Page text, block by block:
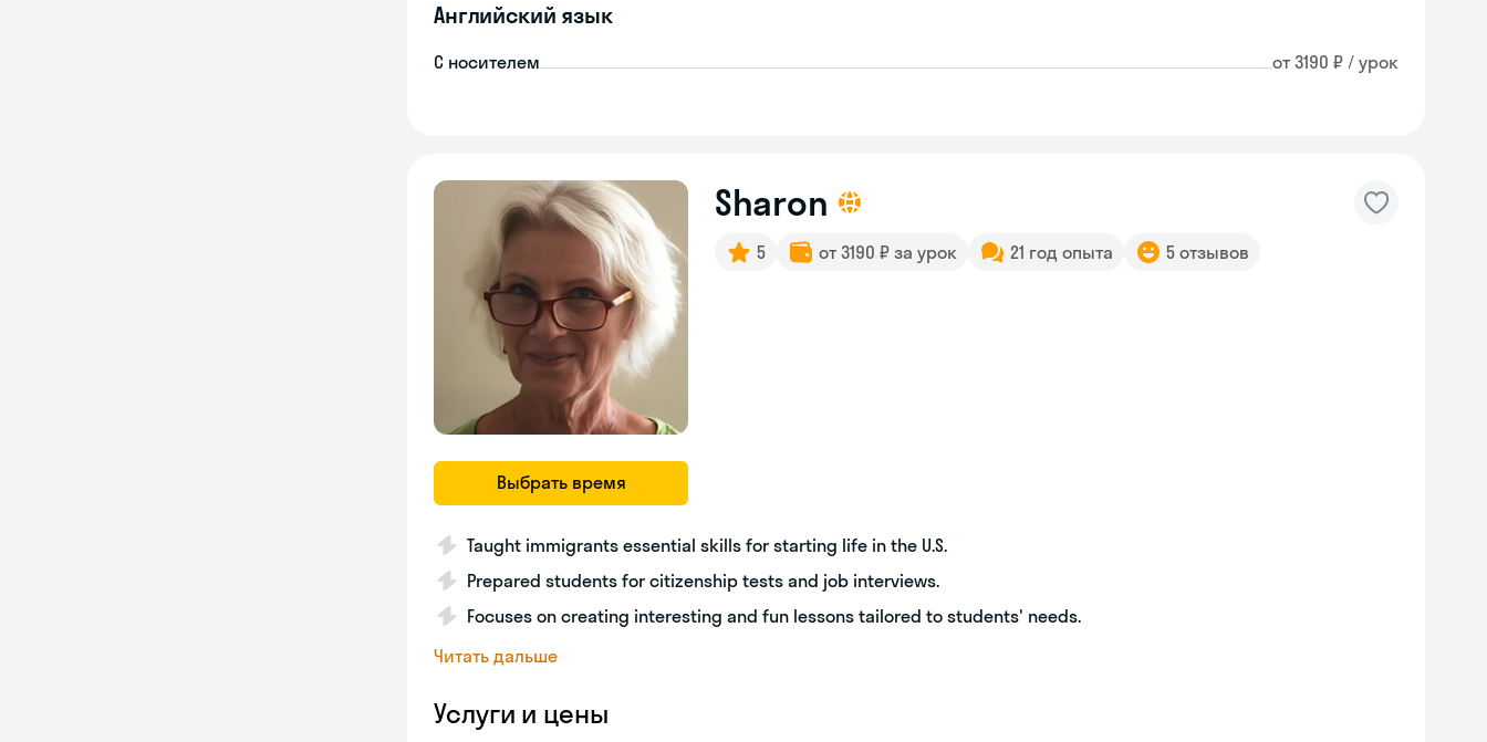
Английский язык
С носителем от 3190 ₽ / урок
Выбрать время
Sharon
5 от 3190 ₽ за урок 21 год опыта 5 отзывов
Taught immigrants essential skills for starting life in the U.S.
Prepared students for citizenship tests and job interviews.
Focuses on creating interesting and fun lessons tailored to students' needs.
Читать дальше
Услуги и цены